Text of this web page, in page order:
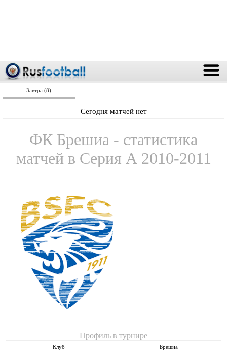
Завтра (8)
Сегодня матчей нет
ФК Брешиа - статистика
матчей в Серия А 2010-2011
Профиль в турнире
Клуб
Брешиа